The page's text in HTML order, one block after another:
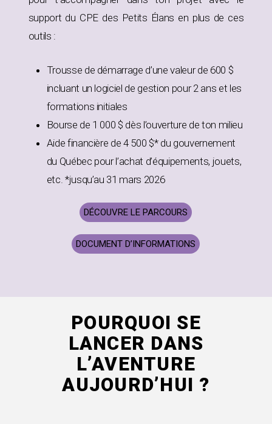
support du CPE des Petits Élans en plus de ces
outils :
Trousse de démarrage d’une valeur de 600 $
incluant un logiciel de gestion pour 2 ans et les
formations initiales
Bourse de 1 000 $ dès l’ouverture de ton milieu
Aide financière de 4 500 $* du gouvernement
du Québec pour l’achat d’équipements, jouets,
etc. *jusqu’au 31 mars 2026
DÉCOUVRE LE PARCOURS
DOCUMENT D’INFORMATIONS
POURQUOI SE
LANCER DANS
L’AVENTURE
AUJOURD’HUI ?